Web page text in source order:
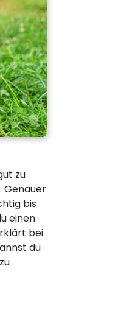
zu
Genauer
bis
einen
bei
du